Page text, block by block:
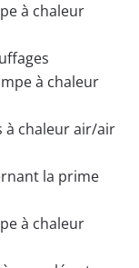
à chaleur
à chaleur
à chaleur air/air
la prime
à chaleur